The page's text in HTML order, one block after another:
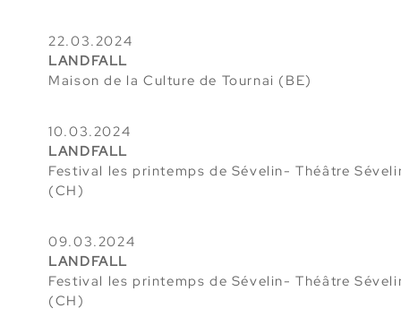
22.03.2024
LANDFALL
Maison de la Culture de Tournai (BE)
10.03.2024
LANDFALL
Festival les printemps de Sévelin- Théâtre
(CH)
09.03.2024
LANDFALL
Festival les printemps de Sévelin- Théâtre
(CH)